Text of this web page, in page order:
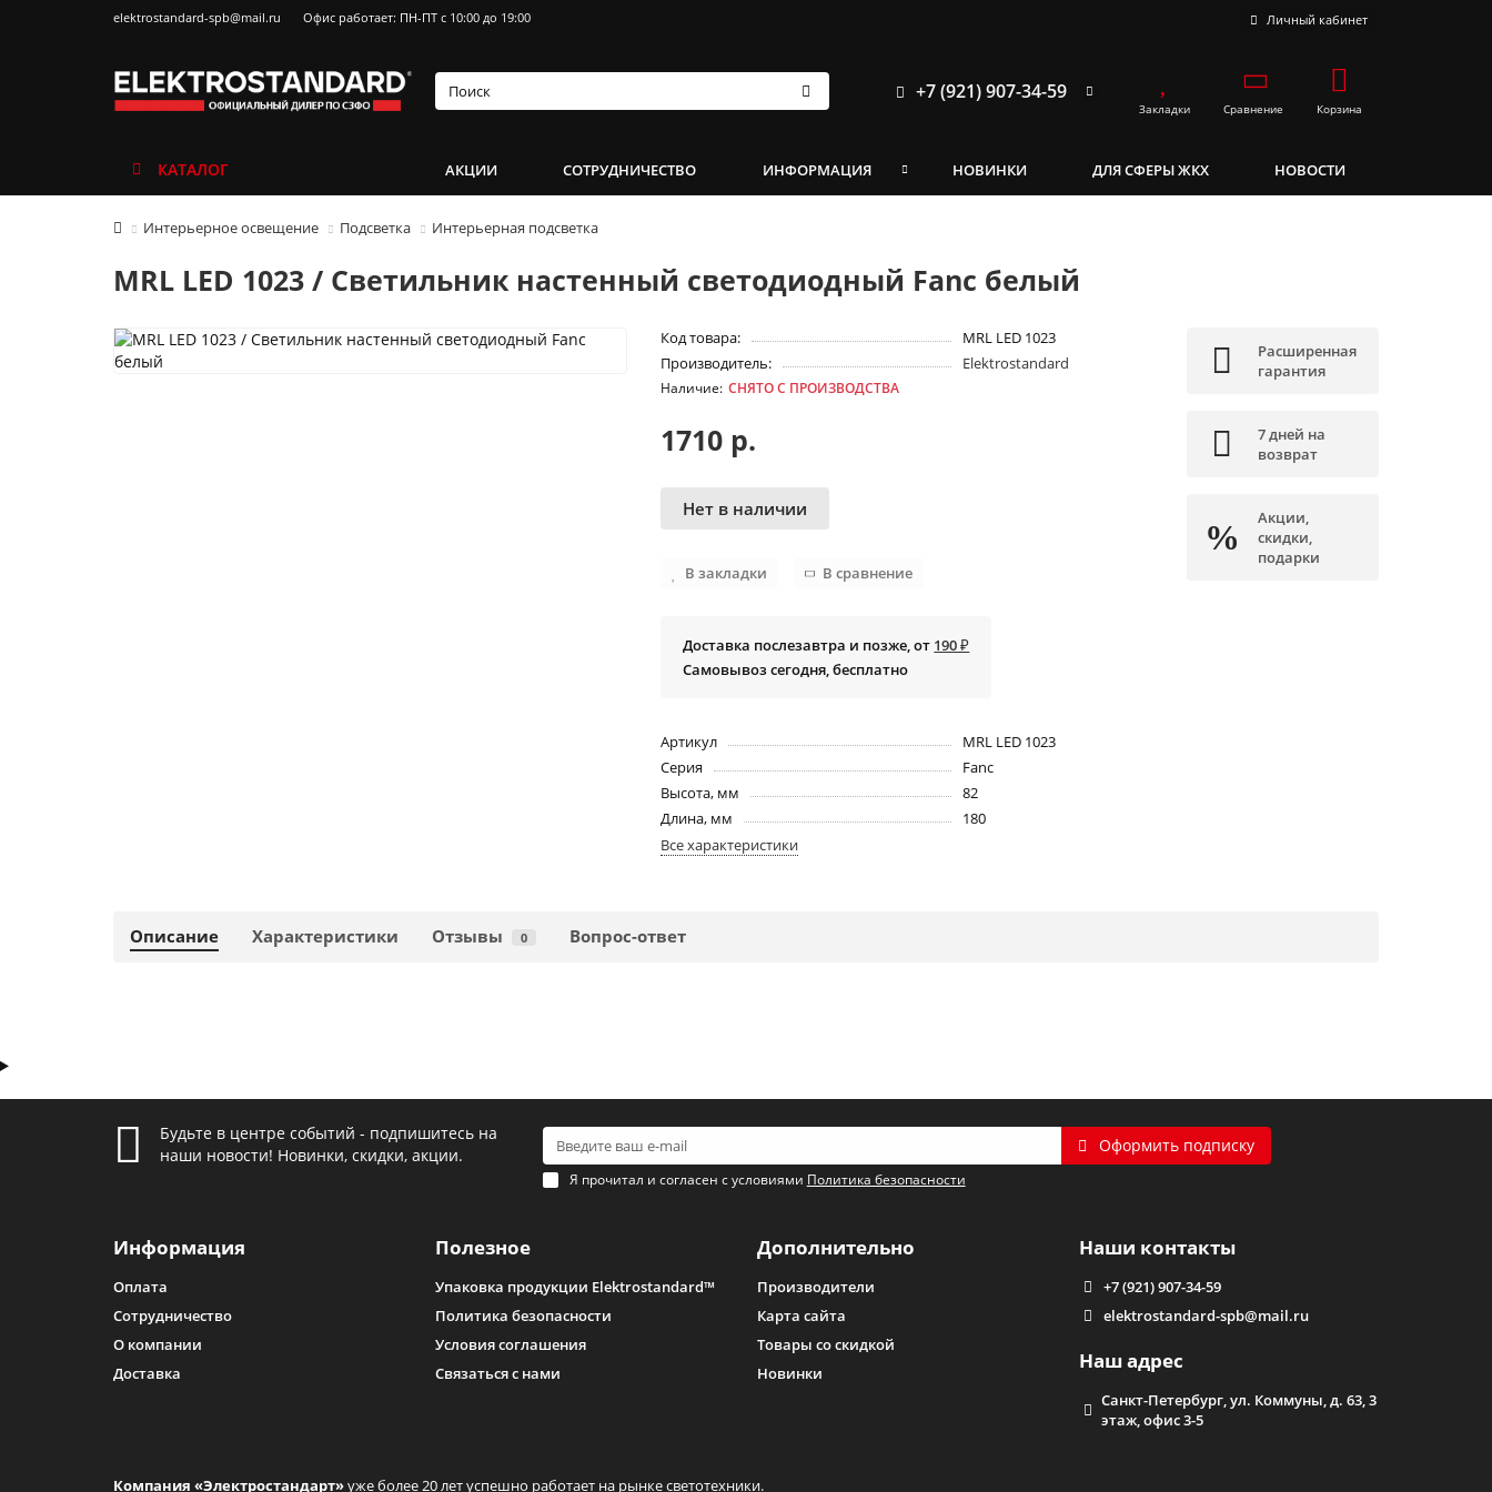
elektrostandard-spb@mail.ru Офис работает: ПН-ПТ с 10:00 до 19:00 Личный кабинет
+7 (921) 907-34-59
Закладки Сравнение Корзина
КАТАЛОГ АКЦИИ СОТРУДНИЧЕСТВО ИНФОРМАЦИЯ НОВИНКИ ДЛЯ СФЕРЫ ЖКХ НОВОСТИ
Интерьерное освещение Подсветка Интерьерная подсветка
MRL LED 1023 / Светильник настенный светодиодный Fanc белый
Код товара:
MRL LED 1023
Производитель:
Elektrostandard
СНЯТО С ПРОИЗВОДСТВА
1710 р.
Нет в наличии
В закладки В сравнение
Доставка послезавтра и позже, от 190 ₽
Самовывоз сегодня, бесплатно
Артикул
MRL LED 1023
Серия
Fanc
Высота, мм
82
Длина, мм
180
Все характеристики
Расширенная
гарантия
7 дней на
возврат
Акции,
скидки,
подарки
Описание Характеристики Отзывы 0 Вопрос-ответ
Будьте в центре событий - подпишитесь на
наши новости! Новинки, скидки, акции.
Оформить подписку
Я прочитал и согласен с условиями Политика безопасности
Информация
Оплата
Сотрудничество
О компании
Доставка
Полезное
Упаковка продукции Elektrostandard™
Политика безопасности
Условия соглашения
Связаться с нами
Дополнительно
Производители
Карта сайта
Товары со скидкой
Новинки
Наши контакты
+7 (921) 907-34-59
elektrostandard-spb@mail.ru
Наш адрес
Санкт-Петербург, ул. Коммуны, д. 63, 3
этаж, офис 3-5
Компания «Электростандарт»уже более 20 лет успешно работает на рынке светотехники.